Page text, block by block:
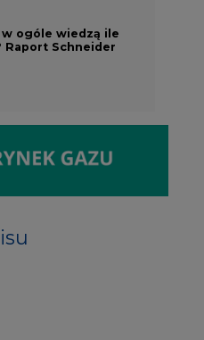
ogóle wiedzą ile
Raport Schneider